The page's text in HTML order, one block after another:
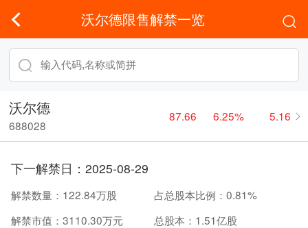
沃尔德限售解禁一览
沃尔德
688028
87.66 6.25% 5.16
下一解禁日： 2025-08-29
解禁数量： 122.84万股 占总股本比例： 0.81%
解禁市值： 3110.30万元 总股本： 1.51亿股